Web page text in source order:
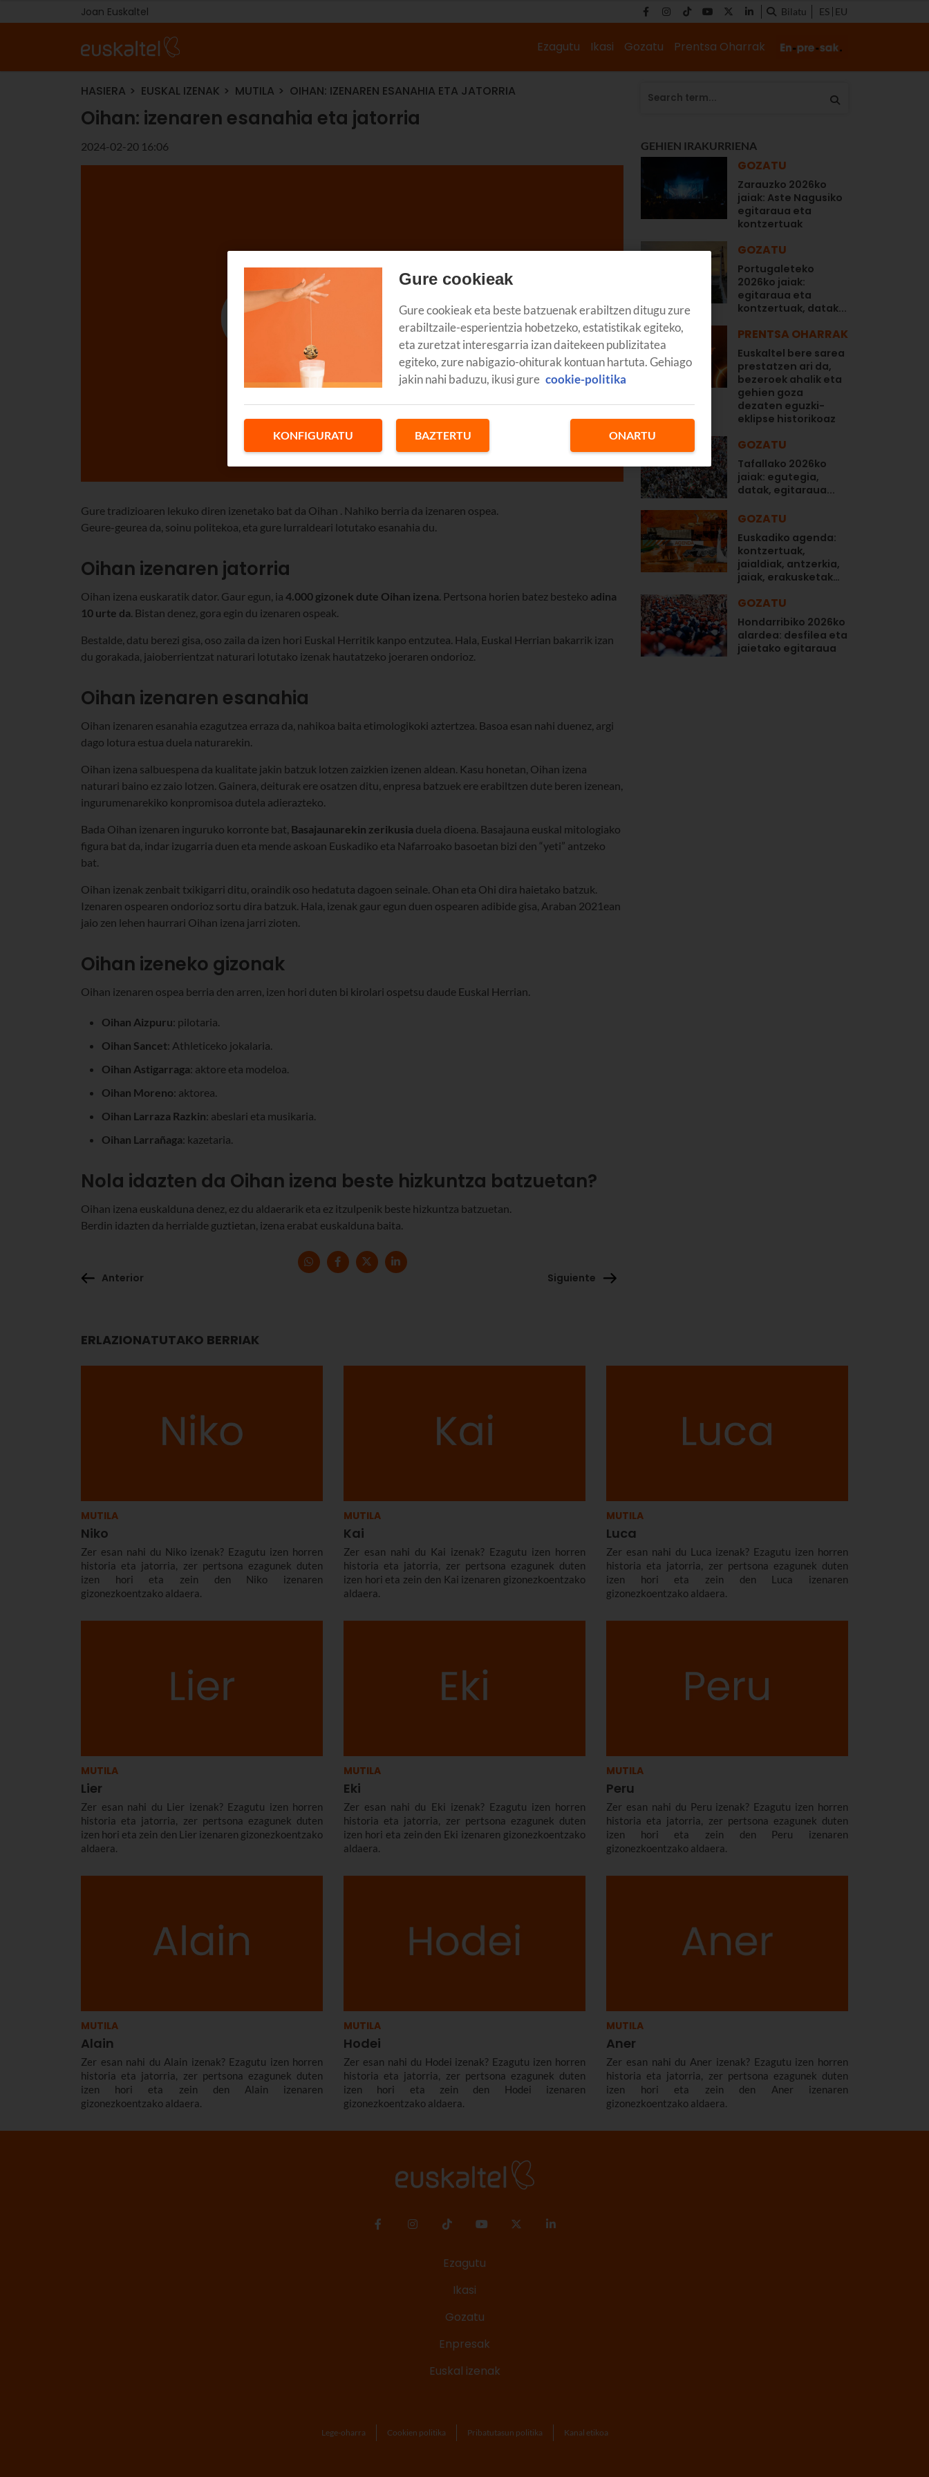
Joan Euskaltel Bilatu ES EU
Ezagutu Ikasi Gozatu Prentsa Oharrak
HASIERA EUSKAL IZENAK MUTILA OIHAN: IZENAREN ESANAHIA ETA JATORRIA
Oihan: izenaren esanahia eta jatorria
2024-02-20 16:06
Gure tradizioaren lekuko diren izenetako bat da Oihan . Nahiko berria da izenaren ospea.
Geure-geurea da, soinu politekoa, eta gure lurraldeari lotutako esanahia du.
Oihan izenaren jatorria
Oihan izena euskaratik dator. Gaur egun, ia 4.000 gizonek dute Oihan izena. Pertsona horien batez besteko adina
10 urte da. Bistan denez, gora egin du izenaren ospeak.
Bestalde, datu berezi gisa, oso zaila da izen hori Euskal Herritik kanpo entzutea. Hala, Euskal Herrian bakarrik izan
du gorakada, jaioberrientzat naturari lotutako izenak hautatzeko joeraren ondorioz.
Oihan izenaren esanahia
Oihan izenaren esanahia ezagutzea erraza da, nahikoa baita etimologikoki aztertzea. Basoa esan nahi duenez, argi
dago lotura estua duela naturarekin.
Oihan izena salbuespena da kualitate jakin batzuk lotzen zaizkien izenen aldean. Kasu honetan, Oihan izena
naturari baino ez zaio lotzen. Gainera, deiturak ere osatzen ditu, enpresa batzuek ere erabiltzen dute beren izenean,
ingurumenarekiko konpromisoa dutela adierazteko.
Bada Oihan izenaren inguruko korronte bat, Basajaunarekin zerikusia duela dioena. Basajauna euskal mitologiako
figura bat da, indar izugarria duen eta mende askoan Euskadiko eta Nafarroako basoetan bizi den “yeti” antzeko
bat.
Oihan izenak zenbait txikigarri ditu, oraindik oso hedatuta dagoen seinale. Ohan eta Ohi dira haietako batzuk.
Izenaren ospearen ondorioz sortu dira batzuk. Hala, izenak gaur egun duen ospearen adibide gisa, Araban 2021ean
jaio zen lehen haurrari Oihan izena jarri zioten.
Oihan izeneko gizonak
Oihan izenaren ospea berria den arren, izen hori duten bi kirolari ospetsu daude Euskal Herrian.
Oihan Aizpuru: pilotaria.
Oihan Sancet: Athleticeko jokalaria.
Oihan Astigarraga: aktore eta modeloa.
Oihan Moreno: aktorea.
Oihan Larraza Razkin: abeslari eta musikaria.
Oihan Larrañaga: kazetaria.
Nola idazten da Oihan izena beste hizkuntza batzuetan?
Oihan izena euskalduna denez, ez du aldaerarik eta ez itzulpenik beste hizkuntza batzuetan.
Berdin idazten da herrialde guztietan, izena erabat euskalduna baita.
Anterior Siguiente
GEHIEN IRAKURRIENA
GOZATU
Zarauzko 2026ko
jaiak: Aste Nagusiko
egitaraua eta
kontzertuak
GOZATU
Portugaleteko
2026ko jaiak:
egitaraua eta
kontzertuak, datak...
PRENTSA OHARRAK
Euskaltel bere sarea
prestatzen ari da,
bezeroek ahalik eta
gehien goza
dezaten eguzki-
eklipse historikoaz
GOZATU
Tafallako 2026ko
jaiak: egutegia,
datak, egitaraua...
GOZATU
Euskadiko agenda:
kontzertuak,
jaialdiak, antzerkia,
jaiak, erakusketak…
GOZATU
Hondarribiko 2026ko
alardea: desfilea eta
jaietako egitaraua
ERLAZIONATUTAKO BERRIAK
MUTILA
Niko
Zer esan nahi du Niko izenak? Ezagutu izen horren
historia eta jatorria, zer pertsona ezagunek duten
izen hori eta zein den Niko izenaren
gizonezkoentzako aldaera.
MUTILA
Kai
Zer esan nahi du Kai izenak? Ezagutu izen horren
historia eta jatorria, zer pertsona ezagunek duten
izen hori eta zein den Kai izenaren gizonezkoentzako
aldaera.
MUTILA
Luca
Zer esan nahi du Luca izenak? Ezagutu izen horren
historia eta jatorria, zer pertsona ezagunek duten
izen hori eta zein den Luca izenaren
gizonezkoentzako aldaera.
MUTILA
Lier
Zer esan nahi du Lier izenak? Ezagutu izen horren
historia eta jatorria, zer pertsona ezagunek duten
izen hori eta zein den Lier izenaren gizonezkoentzako
aldaera.
MUTILA
Eki
Zer esan nahi du Eki izenak? Ezagutu izen horren
historia eta jatorria, zer pertsona ezagunek duten
izen hori eta zein den Eki izenaren gizonezkoentzako
aldaera.
MUTILA
Peru
Zer esan nahi du Peru izenak? Ezagutu izen horren
historia eta jatorria, zer pertsona ezagunek duten
izen hori eta zein den Peru izenaren
gizonezkoentzako aldaera.
MUTILA
Alain
Zer esan nahi du Alain izenak? Ezagutu izen horren
historia eta jatorria, zer pertsona ezagunek duten
izen hori eta zein den Alain izenaren
gizonezkoentzako aldaera.
MUTILA
Hodei
Zer esan nahi du Hodei izenak? Ezagutu izen horren
historia eta jatorria, zer pertsona ezagunek duten
izen hori eta zein den Hodei izenaren
gizonezkoentzako aldaera.
MUTILA
Aner
Zer esan nahi du Aner izenak? Ezagutu izen horren
historia eta jatorria, zer pertsona ezagunek duten
izen hori eta zein den Aner izenaren
gizonezkoentzako aldaera.
Ezagutu
Ikasi
Gozatu
Enpresak
Euskal izenak
Lege-oharra Cookien politika Pribatutasun politika Kanal etikoa
Gure cookieak
Gure cookieak eta beste batzuenak erabiltzen ditugu zure
erabiltzaile-esperientzia hobetzeko, estatistikak egiteko,
eta zuretzat interesgarria izan daitekeen publizitatea
egiteko, zure nabigazio-ohiturak kontuan hartuta. Gehiago
jakin nahi baduzu, ikusi gure cookie-politika
KONFIGURATU BAZTERTU ONARTU